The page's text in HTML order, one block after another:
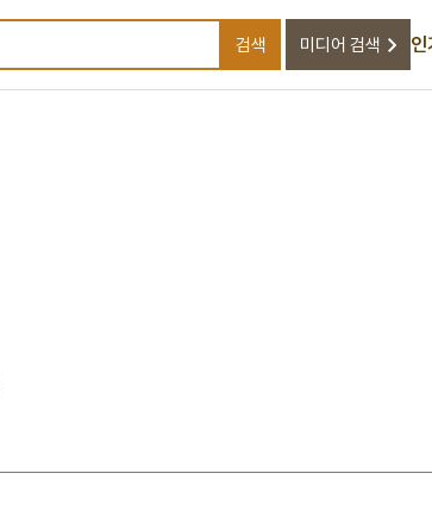
검색어를 입력하세요
검색 미디어 검색 인